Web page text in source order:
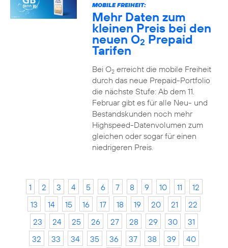
MOBILE FREIHEIT:
Mehr Daten zum
kleinen Preis bei den
neuen O2 Prepaid
Tarifen
Bei O2erreicht die mobile Freiheit
durch das neue Prepaid-Portfolio
die nächste Stufe: Ab dem 11.
Februar gibt es für alle Neu- und
Bestandskunden noch mehr
Highspeed-Datenvolumen zum
gleichen oder sogar für einen
niedrigeren Preis.
1 2 3 4 5 6 7 8 9 10 11
12
13
14 15 16 17 18 19 20 21
22
23
24 25 26 27 28 29 30
31
32
33 34 35 36 37 38 39
40